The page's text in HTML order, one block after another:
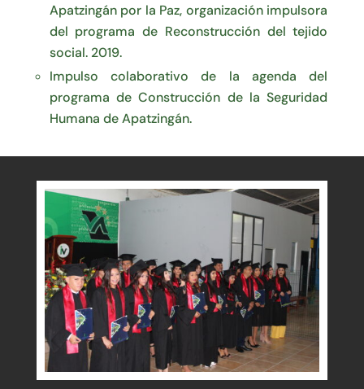
Apatzingán por la Paz, organización impulsora
del programa de Reconstrucción del tejido
social. 2019.
Impulso colaborativo de la agenda del
programa de Construcción de la Seguridad
Humana de Apatzingán.